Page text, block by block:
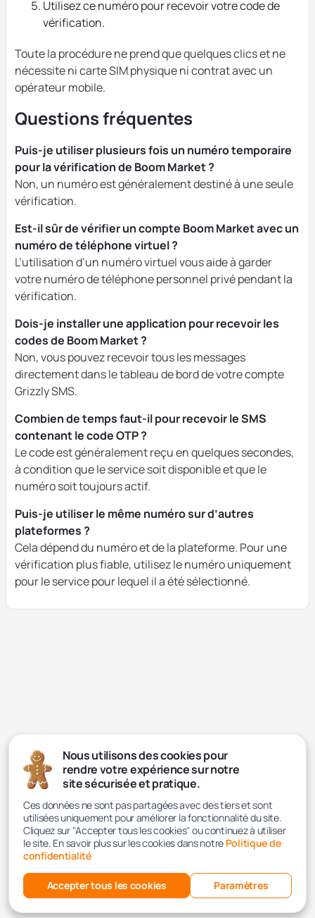
Utilisez ce numéro pour recevoir votre code de
vérification.
Toute la procédure ne prend que quelques clics et ne
nécessite ni carte SIM physique ni contrat avec un
opérateur mobile.
Questions fréquentes
Puis-je utiliser plusieurs fois un numéro temporaire
pour la vérification de Boom Market ?
Non, un numéro est généralement destiné à une seule
vérification.
Est-il sûr de vérifier un compte Boom Market avec un
numéro de téléphone virtuel ?
L’utilisation d’un numéro virtuel vous aide à garder
votre numéro de téléphone personnel privé pendant la
vérification.
Dois-je installer une application pour recevoir les
codes de Boom Market ?
Non, vous pouvez recevoir tous les messages
directement dans le tableau de bord de votre compte
Grizzly SMS.
Combien de temps faut-il pour recevoir le SMS
contenant le code OTP ?
Le code est généralement reçu en quelques secondes,
à condition que le service soit disponible et que le
numéro soit toujours actif.
Puis-je utiliser le même numéro sur d’autres
plateformes ?
Cela dépend du numéro et de la plateforme. Pour une
vérification plus fiable, utilisez le numéro uniquement
pour le service pour lequel il a été sélectionné.
Nous utilisons des cookies pour
rendre votre expérience sur notre
site sécurisée et pratique.
Ces données ne sont pas partagées avec des tiers et sont
utilisées uniquement pour améliorer la fonctionnalité du site.
Cliquez sur "Accepter tous les cookies" ou continuez à utiliser
le site. En savoir plus sur les cookies dans notre Politique de
confidentialité
Accepter tous les cookies Paramètres